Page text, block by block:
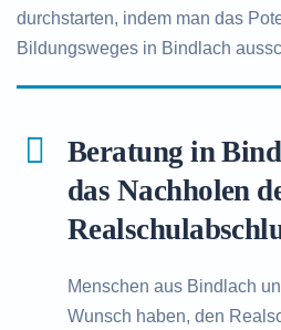
durchstarten, indem man das
Bildungsweges in Bindlach
Beratung in
das Nachholen
Menschen aus Bindlach
Wunsch haben, den